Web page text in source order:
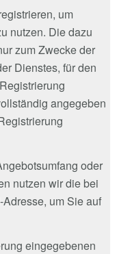
um
nutzen. Die dazu
zum Zwecke der
Dienstes, für den
angegeben
oder
nutzen wir die bei
um Sie auf
eingegebenen